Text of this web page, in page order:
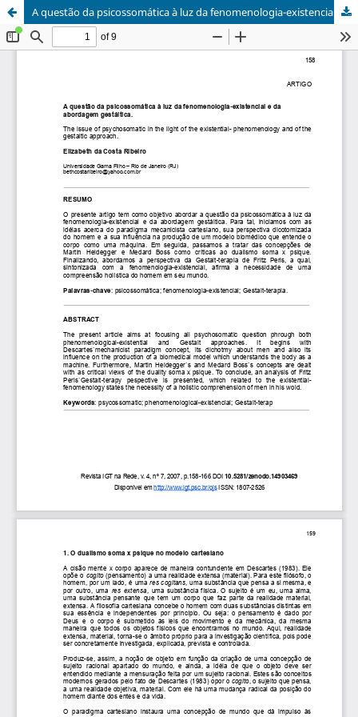
A questão da psicossomática à luz da fenomenologia-existencial e da abordagem gestáltica.